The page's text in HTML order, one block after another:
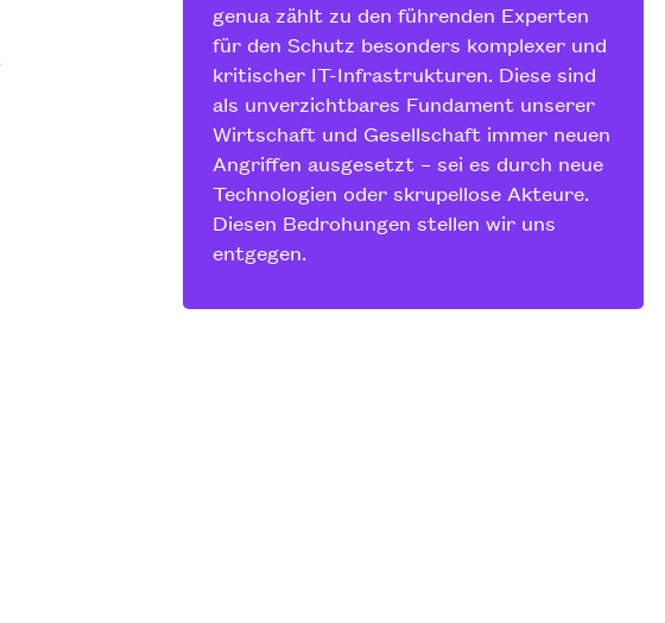
genua zählt zu den führenden Experten
für den Schutz besonders komplexer und
kritischer IT-Infrastrukturen. Diese sind
als unverzichtbares Fundament unserer
Wirtschaft und Gesellschaft immer neuen
Angriffen ausgesetzt – sei es durch neue
Technologien oder skrupellose Akteure.
Diesen Bedrohungen stellen wir uns
entgegen.